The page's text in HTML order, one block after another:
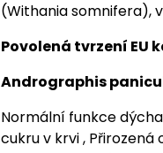
(Withania somnifera),
Povolená tvrzení EU
Andrographis
Normální funkce
cukru v krvi ,